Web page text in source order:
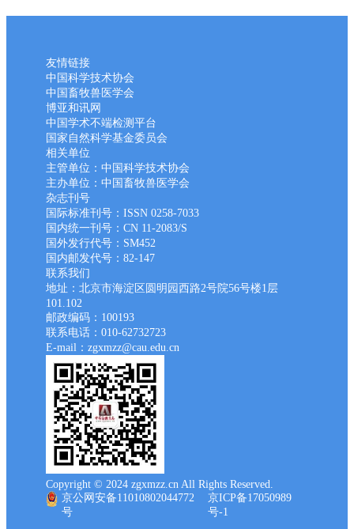
友情链接
中国科学技术协会
中国畜牧兽医学会
博亚和讯网
中国学术不端检测平台
国家自然科学基金委员会
相关单位
主管单位：中国科学技术协会
主办单位：中国畜牧兽医学会
杂志刊号
国际标准刊号：ISSN 0258-7033
国内统一刊号：CN 11-2083/S
国外发行代号：SM452
国内邮发代号：82-147
联系我们
地址：北京市海淀区圆明园西路2号院56号楼1层
101.102
邮政编码：100193
联系电话：010-62732723
E-mail：zgxmzz@cau.edu.cn
Copyright © 2024 zgxmzz.cn All Rights Reserved.
京公网安备11010802044772
号
京ICP备17050989
号-1